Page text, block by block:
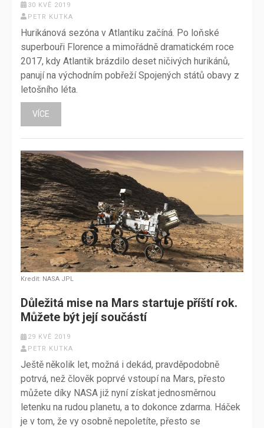
30 KVĚ 2019
PETR KUTKA
Hurikánová sezóna v Atlantiku začíná. Po loňské
superbouři Florence a mimořádně dramatickém roce
2017, kdy Atlantik brázdilo deset ničivých hurikánů,
panují na východním pobřeží Spojených států obavy z
letošního léta.
VÍCE
Kredit: NASA JPL
Důležitá mise na Mars startuje příští rok.
Můžete být její součástí
29 KVĚ 2019
PETR KUTKA
Ještě několik let, možná i dekád, pravděpodobně
potrvá, než člověk poprvé vstoupí na Mars, přesto
můžete díky NASA již nyní získat jednosměrnou
letenku na rudou planetu, a to dokonce zdarma. Háček
je v tom, že vy osobně nepoletíte, přesto se